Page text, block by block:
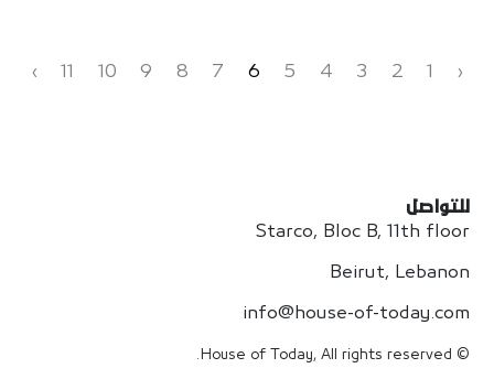
‹
2
3
4
5
6
7
8
9
10
›
للتواصل
Starco, Bloc B, 11th floor
Beirut, Lebanon
info@house-of-today.com
© House of Today, All rights reserved.